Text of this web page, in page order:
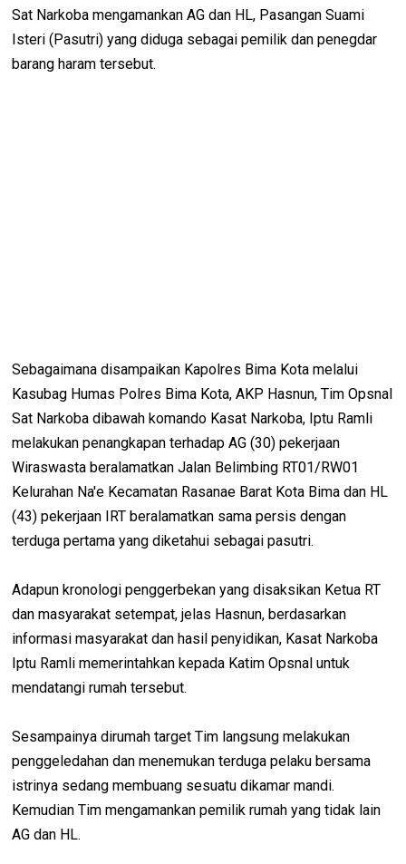
Sat Narkoba mengamankan AG dan HL, Pasangan Suami
Isteri (Pasutri) yang diduga sebagai pemilik dan penegdar
barang haram tersebut.
Sebagaimana disampaikan Kapolres Bima Kota melalui
Kasubag Humas Polres Bima Kota, AKP Hasnun, Tim Opsnal
Sat Narkoba dibawah komando Kasat Narkoba, Iptu Ramli
melakukan penangkapan terhadap AG (30) pekerjaan
Wiraswasta beralamatkan Jalan Belimbing RT01/RW01
Kelurahan Na'e Kecamatan Rasanae Barat Kota Bima dan HL
(43) pekerjaan IRT beralamatkan sama persis dengan
terduga pertama yang diketahui sebagai pasutri.
Adapun kronologi penggerbekan yang disaksikan Ketua RT
dan masyarakat setempat, jelas Hasnun, berdasarkan
informasi masyarakat dan hasil penyidikan, Kasat Narkoba
Iptu Ramli memerintahkan kepada Katim Opsnal untuk
mendatangi rumah tersebut.
Sesampainya dirumah target Tim langsung melakukan
penggeledahan dan menemukan terduga pelaku bersama
istrinya sedang membuang sesuatu dikamar mandi.
Kemudian Tim mengamankan pemilik rumah yang tidak lain
AG dan HL.